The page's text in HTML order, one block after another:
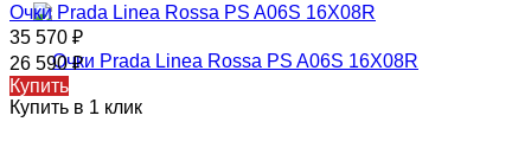
Очки Prada Linea Rossa PS A06S 16X08R
35 570 ₽
26 590₽
Купить
Купить в 1 клик